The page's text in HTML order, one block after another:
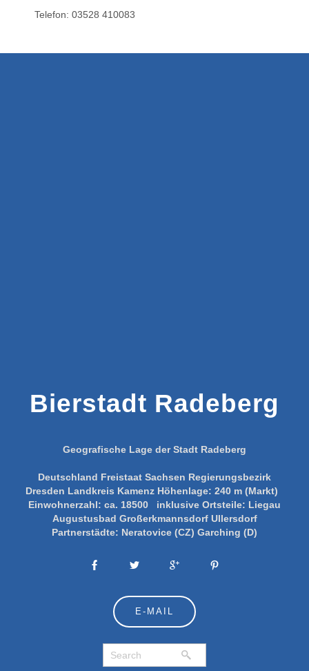
Telefon: 03528 410083
Bierstadt Radeberg
Geografische Lage der Stadt Radeberg
Deutschland Freistaat Sachsen Regierungsbezirk
Dresden Landkreis Kamenz Höhenlage: 240 m (Markt)
Einwohnerzahl: ca. 18500 inklusive Ortsteile: Liegau
Augustusbad Großerkmannsdorf Ullersdorf
Partnerstädte: Neratovice (CZ) Garching (D)
E-MAIL